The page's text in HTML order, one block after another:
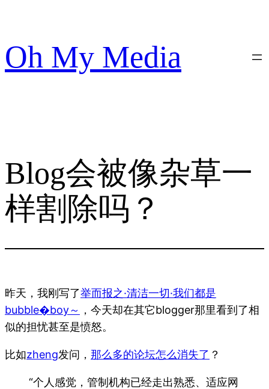
内
容
Oh My Media
Blog会被像杂草一
样割除吗？
昨天，我刚写了举而报之·清洁一切·我们都是
bubble�boy～ ，今天却在其它blogger那里看到了相
似的担忧甚至是愤怒。
比如zheng发问， 那么多的论坛怎么消失了 ？
“个人感觉，管制机构已经走出熟悉、适应网